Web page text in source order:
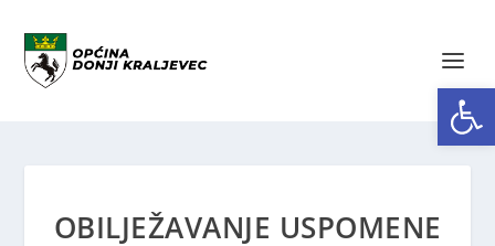
Open toolbar
OBILJEŽAVANJE USPOMENE